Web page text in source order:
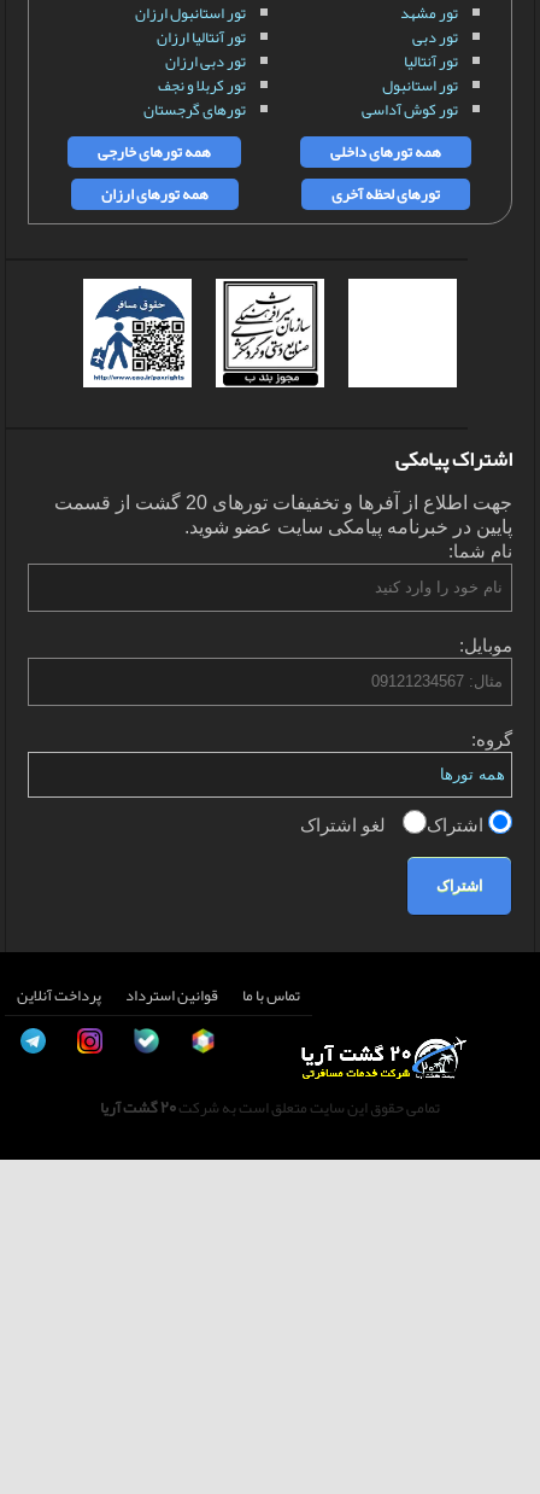
تور مشهد
تور دبی
تور آنتالیا
تور استانبول
تور کوش آداسی
تور استانبول ارزان
تور آنتالیا ارزان
تور دبی ارزان
تور کربلا و نجف
تورهای گرجستان
همه تورهای داخلی
همه تورهای خارجی
تورهای لحظه آخری
همه تورهای ارزان
اشتراک پیامکی
جهت اطلاع از آفرها و تخفیفات تورهای 20 گشت از قسمت
پایین در خبرنامه پیامکی سایت عضو شوید.
نام شما:
موبایل:
گروه:
اشتراک لغو اشتراک
اشتراک
تماس با ما قوانین استرداد پرداخت آنلاین
تمامی حقوق این سایت متعلق است به شرکت20 گشت آریا